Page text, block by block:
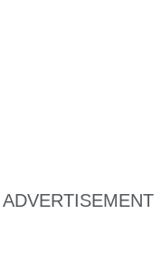
ADVERTISEMENT